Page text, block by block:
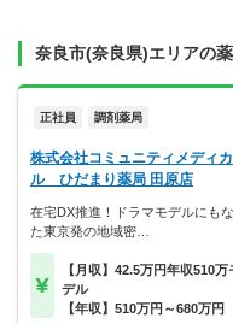
奈良市(奈良県)エリアの
正社員 調剤薬局
株式会社コミュニティメディカ
ル ひだまり薬局 田原店
在宅DX推進！ドラマモデルにも
た東京発の地域密…
【月収】42.5万円年収510万
デル
【年収】510万円～680万円